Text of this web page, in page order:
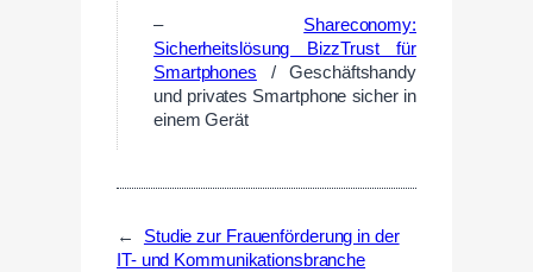
– Shareconomy:
Sicherheitslösung BizzTrust für
Smartphones / Geschäftshandy
und privates Smartphone sicher in
einem Gerät
←
Studie zur Frauenförderung in der
IT- und Kommunikationsbranche